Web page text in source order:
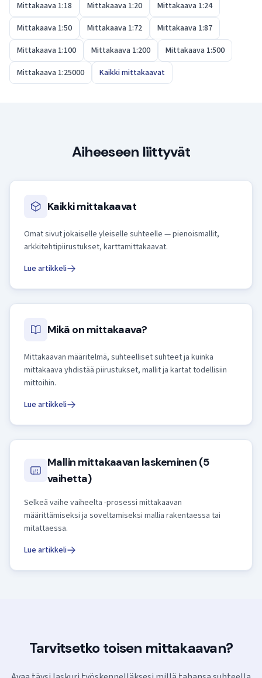
Mittakaava 1:18
Mittakaava 1:20
Mittakaava 1:24
Mittakaava 1:50
Mittakaava 1:72
Mittakaava 1:87
Mittakaava 1:100
Mittakaava 1:200
Mittakaava 1:500
Mittakaava 1:25000
Kaikki mittakaavat
Aiheeseen liittyvät
Kaikki mittakaavat
Omat sivut jokaiselle yleiselle suhteelle — pienoismallit,
arkkitehtipiirustukset, karttamittakaavat.
Lue artikkeli
Mikä on mittakaava?
Mittakaavan määritelmä, suhteelliset suhteet ja kuinka
mittakaava yhdistää piirustukset, mallit ja kartat todellisiin
mittoihin.
Lue artikkeli
Mallin mittakaavan laskeminen (5
vaihetta)
Selkeä vaihe vaiheelta -prosessi mittakaavan
määrittämiseksi ja soveltamiseksi mallia rakentaessa tai
mitattaessa.
Lue artikkeli
Tarvitsetko toisen mittakaavan?